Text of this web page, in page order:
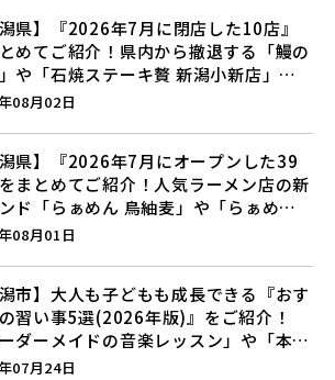
潟県】『2026年7月に閉店した10店』
めてご紹介！県内から撤退する「鰻の
や「石焼ステーキ贅 新潟小新店」が
幕…。
08月02日
潟県】『2026年7月にオープンした39
まとめてご紹介！人気ラーメン店の新
ド「らぁめん 鳥紬麦」や「らぁめん
がの空」など盛りだくさん♪
08月01日
潟市】大人も子どもも成長できる『おす
習い事5選(2026年版)』をご紹介！
ーダーメイドの音楽レッスン」や「本格
ボクシング」で新しい自分を見つけよ
07月24日